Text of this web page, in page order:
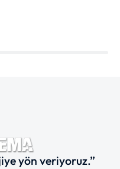
yön veriyoruz.”